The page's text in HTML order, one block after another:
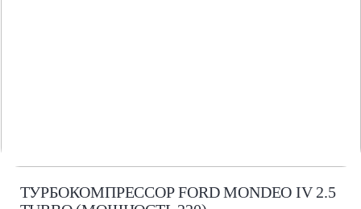
ТУРБОКОМПРЕССОР FORD MONDEO IV 2.5